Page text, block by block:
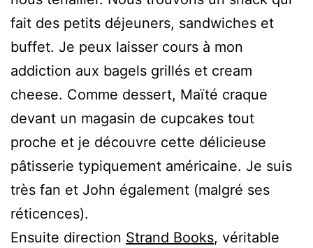
fait des petits déjeuners, sandwiches et
buffet. Je peux laisser cours à mon
addiction aux bagels grillés et cream
cheese. Comme dessert, Maïté craque
devant un magasin de cupcakes tout
proche et je découvre cette délicieuse
pâtisserie typiquement américaine. Je suis
très fan et John également (malgré ses
réticences).
Ensuite direction Strand Books, véritable